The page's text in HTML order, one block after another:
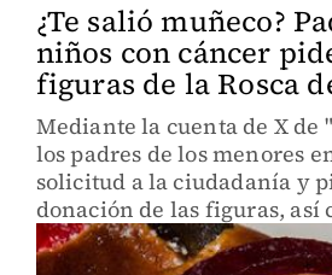
¿Te salió muñeco?
niños con cáncer
figuras de la Rosca
Mediante la cuenta de X de
los padres de los menores
solicitud a la ciudadanía y
donación de las figuras, así
"tapitas".